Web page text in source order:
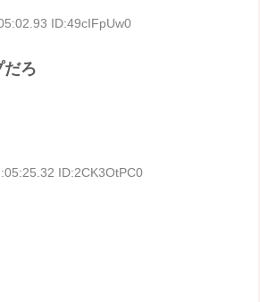
ID:49cIFpUw0
だろ
ID:2CK3OtPC0